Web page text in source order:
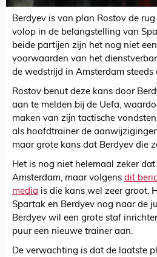
Berdyev is van plan Rostov de
volop in de belangstelling van
beide partijen zijn het nog niet
voorwaarden van het
de wedstrijd in Amsterdam steeds
Rostov benut deze kans door
aan te melden bij de Uefa,
maken van zijn tactische
als hoofdtrainer de
maar grote kans dat Berdyev die
Het is nog niet helemaal zeker
Amsterdam, maar volgens dit
media is die kans wel zeer groot.
Spartak en Berdyev nog naar de
Berdyev wil een grote staf
puur een nieuwe trainer aan.
De verwachting is dat de laatste